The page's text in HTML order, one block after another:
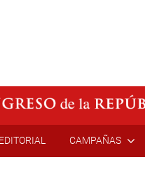
EDITORIAL CAMPAÑAS